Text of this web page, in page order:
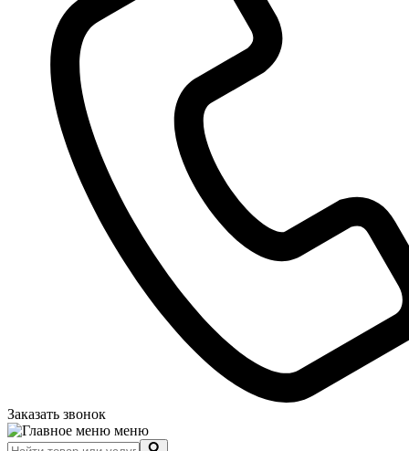
Заказать звонок
меню